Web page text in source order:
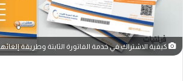
كيفية الاشتراك في خدمة الفاتورة الثابتة وطريقة